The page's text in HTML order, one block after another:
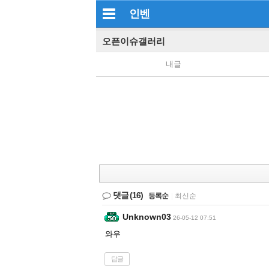
인벤
오픈이슈갤러리
내글
댓글(16) 등록순 최신순
Unknown03 26-05-12 07:51
와우
답글